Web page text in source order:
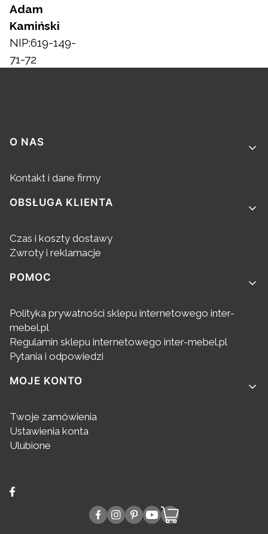
Adam
Kamiński
NIP:619-149-
71-72
Linki w stopce
O NAS
Kontakt i dane firmy
OBSŁUGA KLIENTA
Czas i koszty dostawy
Zwroty i reklamacje
POMOC
Polityka prywatności sklepu internetowego inter-
mebel.pl
Regulamin sklepu internetowego inter-mebel.pl
Pytania i odpowiedzi
MOJE KONTO
Twoje zamówienia
Ustawienia konta
Ulubione